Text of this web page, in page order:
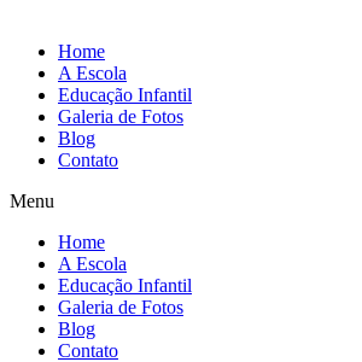
Home
A Escola
Educação Infantil
Galeria de Fotos
Blog
Contato
Menu
Home
A Escola
Educação Infantil
Galeria de Fotos
Blog
Contato